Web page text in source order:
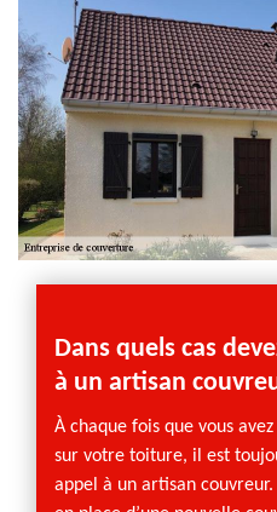
rénovation de votre
Pour de plus amples
pendant les heures de
Dans quels cas
à un artisan
À chaque fois que vous
sur votre toiture, il est
appel à un artisan